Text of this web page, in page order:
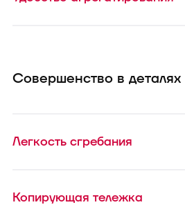
Совершенство в деталях
Легкость сгребания
Копирующая тележка